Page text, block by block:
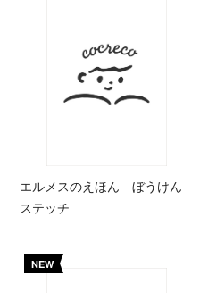
エルメスのえほん ぼうけん
ステッチ
NEW